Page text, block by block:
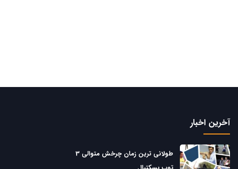
آخرین اخبار
طولانی ترین زمان چرخش متوالی 3